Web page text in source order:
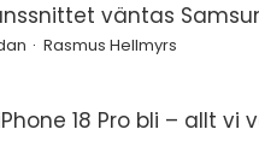
väntas
Rasmus Hellmyrs
18 Pro bli – allt